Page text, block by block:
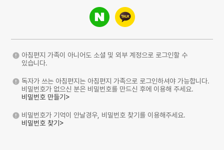
아침편지 가족이 아니어도 소셜 및 외부 계정으로 로그인할 수
있습니다.
독자가 쓰는 아침편지는 아침편지 가족으로 로그인하셔야 가능합니다.
비밀번호가 없으신 분은 비밀번호를 만드신 후에 이용해 주세요.
비밀번호 만들기>
비밀번호가 기억이 안날경우, 비밀번호 찾기를 이용해주세요.
비밀번호 찾기>